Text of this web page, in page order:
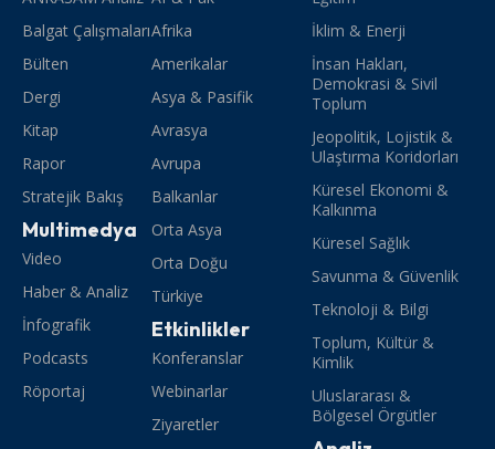
Balgat Çalışmaları
Bülten
Dergi
Kitap
Rapor
Stratejik Bakış
Multimedya
Video
Haber & Analiz
İnfografik
Podcasts
Röportaj
Afrika
Amerikalar
Asya & Pasifik
Avrasya
Avrupa
Balkanlar
Orta Asya
Orta Doğu
Türkiye
Etkinlikler
Konferanslar
Webinarlar
Ziyaretler
İklim & Enerji
İnsan Hakları,
Demokrasi & Sivil
Toplum
Jeopolitik, Lojistik &
Ulaştırma Koridorları
Küresel Ekonomi &
Kalkınma
Küresel Sağlık
Savunma & Güvenlik
Teknoloji & Bilgi
Toplum, Kültür &
Kimlik
Uluslararası &
Bölgesel Örgütler